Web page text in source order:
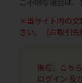
＊当サイト内の
さい。（お取引先
現在、こち
ログイン 及